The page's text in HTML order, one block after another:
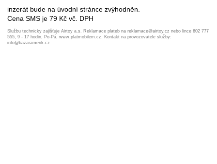
inzerát bude na úvodní stránce zvýhodněn.
Cena SMS je 79 Kč vč. DPH
Službu technicky zajišťuje Airtoy a.s. Reklamace plateb na reklamace@airtoy.cz nebo lince 602 777
555, 9 - 17 hodin, Po-Pá, www.platmobilem.cz. Kontakt na provozovatele služby:
info@bazaramerik.cz